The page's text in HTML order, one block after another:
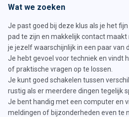
Wat we zoeken
Je past goed bij deze klus als je het
pad te zijn en makkelijk contact
je jezelf waarschijnlijk in een paar van
Je hebt gevoel voor techniek en vindt
of praktische vragen op te lossen.
Je kunt goed schakelen tussen
rustig als er meerdere dingen tegelijk
Je bent handig met een computer en
meldingen of bijzonderheden even te